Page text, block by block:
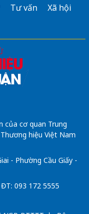
Tư vấn
Xã hội
của cơ quan Trung
hiệu Việt Nam
- Phường Cầu Giấy -
093 172 5555